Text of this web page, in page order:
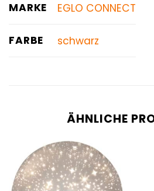
MARKE EGLO CONNECT
FARBE schwarz
ÄHNLICHE